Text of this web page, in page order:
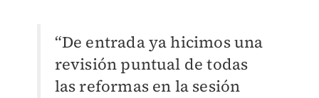
“De entrada ya hicimos una
revisión puntual de todas
las reformas en la sesión